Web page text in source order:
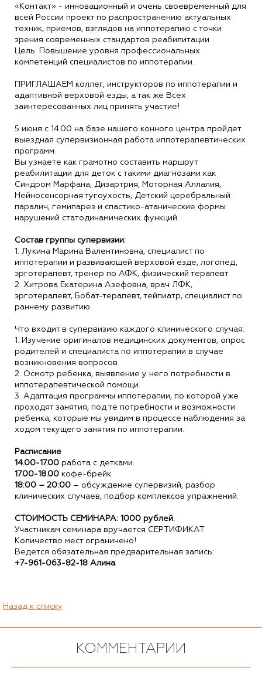
«Контакт» - инновационный и очень своевременный для
всей России проект по распространению актуальных
техник, приемов, взглядов на иппотерапию с точки
зрения современных стандартов реабилитации
Цель: Повышение уровня профессиональных
компетенций специалистов по иппотерапии.
ПРИГЛАШАЕМ коллег, инструкторов по иппотерапии и
адаптивной верховой езды, а так же Всех
заинтересованных лиц принять участие!
5 июня с 14.00 на базе нашего конного центра пройдет
выездная супервизионная работа иппотерапевтических
программ.
Вы узнаете как грамотно составить маршрут
реабилитации для деток с такими диагнозами как
Синдром Марфана, Дизартрия, Моторная Аллалия,
Нейносенсорная тугоухость, Детский церебральный
паралич, гемипарез и спастико-атанические формы
нарушений статодинамических функций.
Состав группы супервизии:
1. Лукина Марина Валентиновна, специалист по
иппотерапии и развивающей верховой езде, логопед,
эрготерапевт, тренер по АФК, физический терапевт.
2. Хитрова Екатерина Азефовна, врач ЛФК,
эрготерапевт, Бобат-терапевт, тейпиатр, специалист по
раннему развитию.
Что входит в супервизию каждого клинического случая:
1. Изучение оригиналов медицинских документов, опрос
родителей и специалиста по иппотерапии в случае
возникновения вопросов
2. Осмотр ребенка, выявление у него потребности в
иппотерапевтической помощи.
3. Адаптация программы иппотерапии, по которой уже
проходят занятия, под те потребности и возможности
ребенка, которые мы увидим в процессе наблюдения за
ходом текущего занятия по иппотерапии.
Расписание
14.00-17.00 работа с детками.
17.00-18.00 кофе-брейк.
18:00 – 20:00 – обсуждение супервизий, разбор
клинических случаев, подбор комплексов упражнений.
СТОИМОСТЬ СЕМИНАРА: 1000 рублей.
Участникам семинара вручается СЕРТИФИКАТ.
Количество мест ограничено!
Ведется обязательная предварительная запись:
+7-961-063-82-18 Алина
Назад к списку
КОММЕНТАРИИ